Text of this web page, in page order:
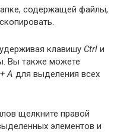
содержащей файлы,
клавишу Ctrl и
Вы также можете
A для выделения всех
щелкните правой
элементов и